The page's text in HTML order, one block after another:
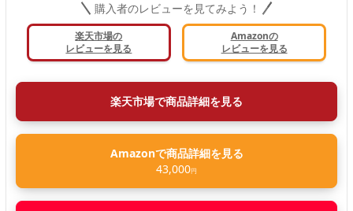
購入者のレビューを見てみよう！
楽天市場の
レビューを見る
Amazonの
レビューを見る
楽天市場で商品詳細を見る
Amazonで商品詳細を見る
43,000円